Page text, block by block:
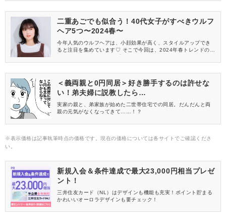
二重あごでも似合う！40代女子がすべきウルフ
ヘア5つ〜2024春〜
今年人気のウルフヘアは、小顔効果が高く、スタイルアップでき
ると注目を集めています♡ そこで今回は、2024年春トレンドのウ
プしてみました。
＜義両親と0円同居＞好き勝手するのは許せな
い！弟夫婦に説教したら…
実家の親と、弟家族が始めた二世帯住宅での同居。だんだんと両
親の元気がなくなってきて……！？
※表示価格は記事執筆時点の価格です。現在の価格については各サイトでご確認くださ
い。
新規入会＆条件達成で最大23,000円相当プレゼ
ント！
三井住友カード（NL）はデザインも機能も充実！ポイント貯まる
かわいいオーロラデザインも要チェック！